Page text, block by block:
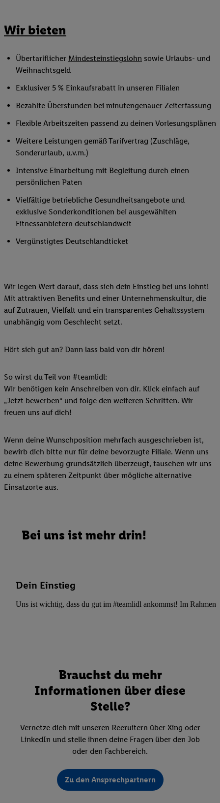
Wir bieten
Übertariflicher Mindesteinstiegslohn sowie Urlaubs- und
Weihnachtsgeld
Exklusiver 5 % Einkaufsrabatt in unseren Filialen
Bezahlte Überstunden bei minutengenauer Zeiterfassung
Flexible Arbeitszeiten passend zu deinen Vorlesungsplänen
Weitere Leistungen gemäß Tarifvertrag (Zuschläge,
Sonderurlaub, u.v.m.)
Intensive Einarbeitung mit Begleitung durch einen
persönlichen Paten
Vielfältige betriebliche Gesundheitsangebote und
exklusive Sonderkonditionen bei ausgewählten
Fitnessanbietern deutschlandweit
Vergünstigtes Deutschlandticket
Wir legen Wert darauf, dass sich dein Einstieg bei uns lohnt!
Mit attraktiven Benefits und einer Unternehmenskultur, die
auf Zutrauen, Vielfalt und ein transparentes Gehaltssystem
unabhängig vom Geschlecht setzt.
Hört sich gut an? Dann lass bald von dir hören!
So wirst du Teil von #teamlidl:
Wir benötigen kein Anschreiben von dir. Klick einfach auf
„Jetzt bewerben“ und folge den weiteren Schritten. Wir
freuen uns auf dich!
Wenn deine Wunschposition mehrfach ausgeschrieben ist,
bewirb dich bitte nur für deine bevorzugte Filiale. Wenn uns
deine Bewerbung grundsätzlich überzeugt, tauschen wir uns
zu einem späteren Zeitpunkt über mögliche alternative
Einsatzorte aus.
Bei uns ist mehr drin!
Dein Einstieg
Uns ist wichtig, dass du gut im #teamlidl ankommst! Im Rahmen
Brauchst du mehr
Informationen über diese
Stelle?
Vernetze dich mit unseren Recruitern über Xing oder
LinkedIn und stelle ihnen deine Fragen über den Job
oder den Fachbereich.
Zu den Ansprechpartnern